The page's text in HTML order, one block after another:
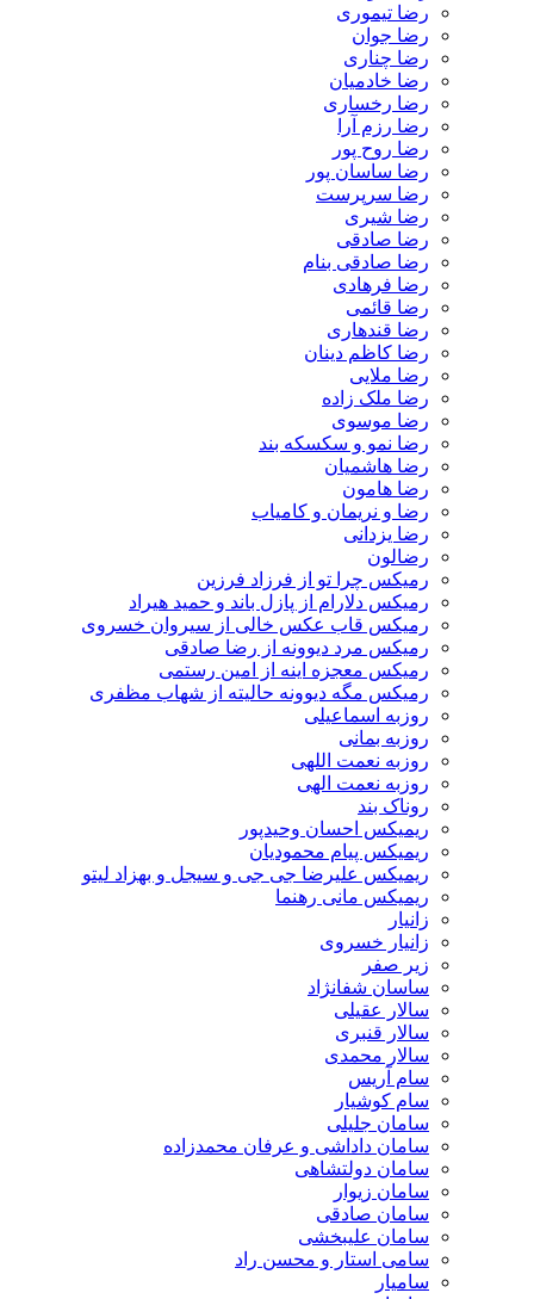
رضا تیموری
رضا جوان
رضا چناری
رضا خادمیان
رضا رخساری
رضا رزم آرا
رضا روح پور
رضا ساسان پور
رضا سرپرست
رضا شیری
رضا صادقی
رضا صادقی بنام
رضا فرهادی
رضا قائمی
رضا قندهاری
رضا کاظم دینان
رضا ملایی
رضا ملک زاده
رضا موسوی
رضا نمو و سکسکه بند
رضا هاشمیان
رضا هامون
رضا و نریمان و کامیاب
رضا یزدانی
رضالون
رمیکس چرا تو از فرزاد فرزین
رمیکس دلارام از پازل باند و حمید هیراد
رمیکس قاب عکس خالی از سیروان خسروی
رمیکس مرد دیوونه از رضا صادقی
رمیکس معجزه اینه از امین رستمی
رمیکس مگه دیوونه حالیته از شهاب مظفری
روزبه اسماعیلی
روزبه بمانی
روزبه نعمت اللهی
روزبه نعمت الهی
روناک بند
ریمیکس احسان وحیدپور
ریمیکس پیام محمودیان
ریمیکس علیرضا جی جی و سیجل و بهزاد لیتو
ریمیکس مانی رهنما
زانیار
زانیار خسروی
زیر صفر
ساسان شفانژاد
سالار عقیلی
سالار قنبری
سالار محمدی
سام آریس
سام کوشیار
سامان جلیلی
سامان داداشی و عرفان محمدزاده
سامان دولتشاهی
سامان زیوار
سامان صادقی
سامان علیبخشی
سامی استار و محسن راد
سامیار